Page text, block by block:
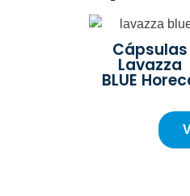
Cápsulas
Lavazza
BLUE